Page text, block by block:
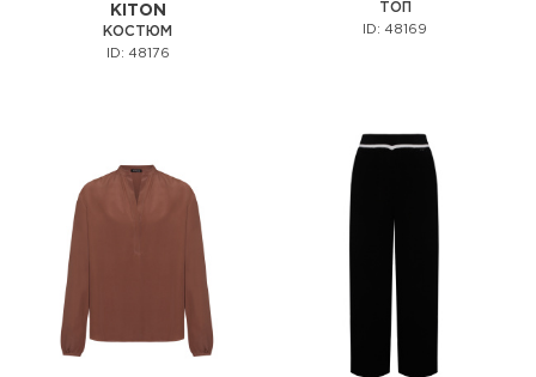
KITON
КОСТЮМ
ID: 48176
ТОП
ID: 48169